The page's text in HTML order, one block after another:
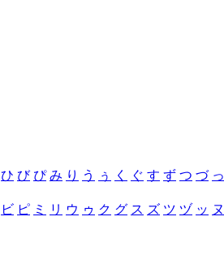
ひ び ぴ み り う ぅ く ぐ す ず つ づ っ
ビ ピ ミ リ ウ ゥ ク グ ス ズ ツ ヅ ッ ヌ